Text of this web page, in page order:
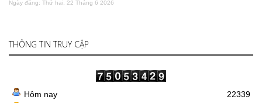
Ngày đăng: Thứ hai, 22 Tháng 6 2026
THÔNG TIN TRUY CẬP
Hôm nay
22339